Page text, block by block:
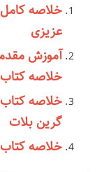
عزیزی
خلاصه کتاب
خلاصه کتاب
گرین بلات
خلاصه کتاب